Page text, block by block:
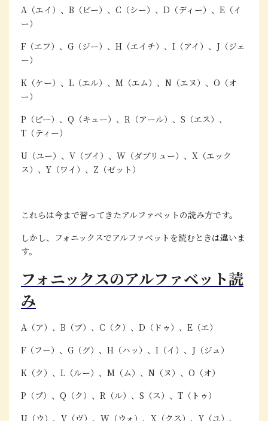
A（エイ）、B（ビー）、C（シー）、D（ディー）、E（イ
ー）
F（エフ）、G（ジー）、H（エイチ）、I（アイ）、J（ジェ
ー）
K（ケー）、L（エル）、M（エム）、N（エヌ）、O（オ
ー）
P（ピー）、Q（キュー）、R（アール）、S（エス）、
T（ティー）
U（ユー）、V（ブイ）、W（ダブリュー）、X（エック
ス）、Y（ワイ）、Z（ゼット）
これらは今まで習ってきたアルファベットの読み方です。
しかし、フォニックスでアルファベットを読むときは違いま
す。
フォニックスのアルファベット読
み
A（ア）、B（ブ）、C（ク）、D（ドゥ）、E（エ）
F（フー）、G（グ）、H（ハッ）、I（イ）、J（ジュ）
K（ク）、L（ルー）、M（ム）、N（ヌ）、O（オ）
P（プ）、Q（ク）、R（ル）、S（ス）、T（トゥ）
U（ウ）、V（ヴ）、W（ウォ）、X（クス）、Y（ユ）、